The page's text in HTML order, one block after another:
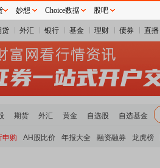
货 外汇 银行 基金 理财 债券 直播
期货 外汇 黄金 自选股 自选基金
申购 AH股比价 年报大全 融资融券 龙虎榜
妙想 Choice数据 股吧